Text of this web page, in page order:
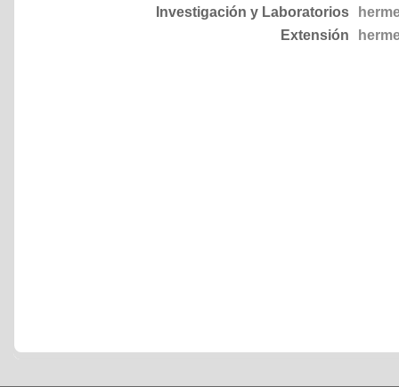
Investigación y Laboratorios
Extensión